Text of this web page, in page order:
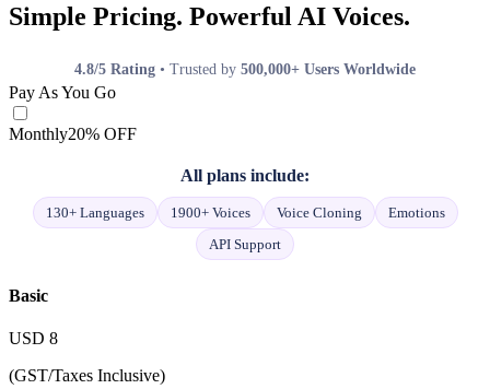
Simple Pricing. Powerful AI Voices.
4.8/5 Rating • Trusted by 500,000+ Users Worldwide
Pay As You Go
Monthly20% OFF
All plans include:
130+ Languages 1900+ Voices Voice Cloning
Emotions
API Support
Basic
USD 8
(GST/Taxes Inclusive)